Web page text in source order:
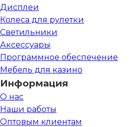
Дисплеи
Колеса для рулетки
Светильники
Аксессуары
Программное обеспечение
Мебель для казино
Информация
О нас
Наши работы
Оптовым клиентам